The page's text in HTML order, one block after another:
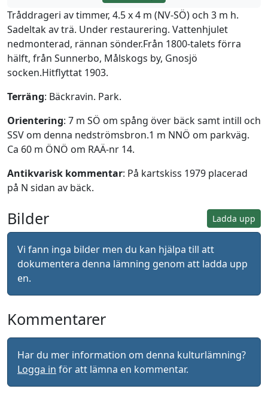
Tråddrageri av timmer, 4.5 x 4 m (NV-SÖ) och 3 m h.
Sadeltak av trä. Under restaurering. Vattenhjulet
nedmonterad, rännan sönder.Från 1800-talets förra
hälft, från Sunnerbo, Målskogs by, Gnosjö
socken.Hitflyttat 1903.
Terräng: Bäckravin. Park.
Orientering: 7 m SÖ om spång över bäck samt intill och
SSV om denna nedströmsbron.1 m NNÖ om parkväg.
Ca 60 m ÖNÖ om RAÄ-nr 14.
Antikvarisk kommentar: På kartskiss 1979 placerad
på N sidan av bäck.
Ladda upp
Bilder
Vi fann inga bilder men du kan hjälpa till att
dokumentera denna lämning genom att ladda upp
en.
Kommentarer
Har du mer information om denna kulturlämning?
Logga in för att lämna en kommentar.